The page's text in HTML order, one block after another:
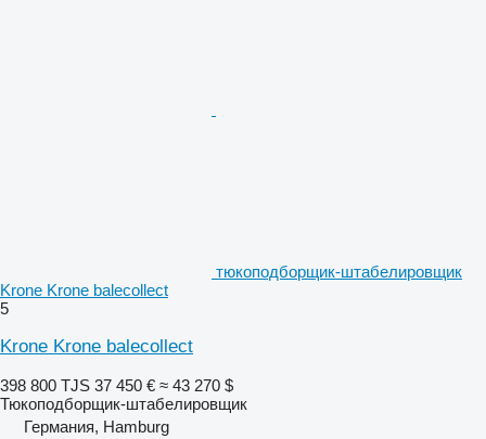
тюкоподборщик-штабелировщик
Krone Krone balecollect
5
Krone Krone balecollect
398 800 TJS 37 450 € ≈ 43 270 $
Тюкоподборщик-штабелировщик
Германия, Hamburg